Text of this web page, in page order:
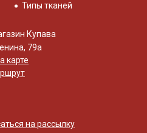
Типы тканей
Купава
79а
карте
на рассылку